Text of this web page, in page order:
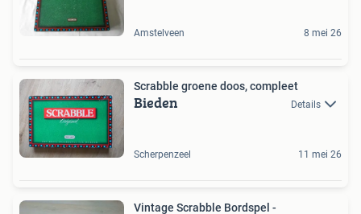
Amstelveen 8 mei 26
Scrabble groene doos, compleet
Bieden Details
Scherpenzeel 11 mei 26
Vintage Scrabble Bordspel -